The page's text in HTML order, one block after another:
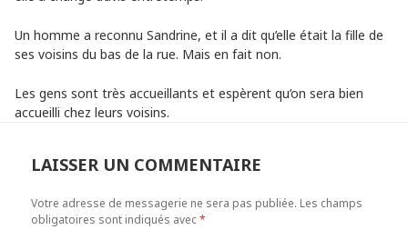
Un homme a reconnu Sandrine, et il a dit qu’elle était la fille de
ses voisins du bas de la rue. Mais en fait non.
Les gens sont très accueillants et espèrent qu’on sera bien
accueilli chez leurs voisins.
LAISSER UN COMMENTAIRE
Votre adresse de messagerie ne sera pas publiée. Les champs
obligatoires sont indiqués avec*